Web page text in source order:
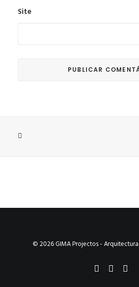
Site
© 2026 GIMA Projectos -